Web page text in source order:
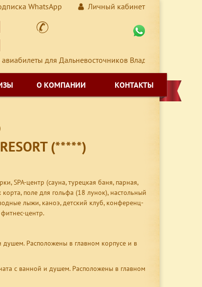
WhatsApp
Личный кабинет
для Дальневосточников Владивосток-Москва-
О КОМПАНИИ КОНТАКТЫ
(*****)
SPA-центр (сауна, турецкая баня, парная,
поле для гольфа (18 лунок), настольный
лыжи, каноэ, детский клуб, конференц-
центр.
душем. Расположены в главном корпусе и в
с ванной и душем. Расположены в главном